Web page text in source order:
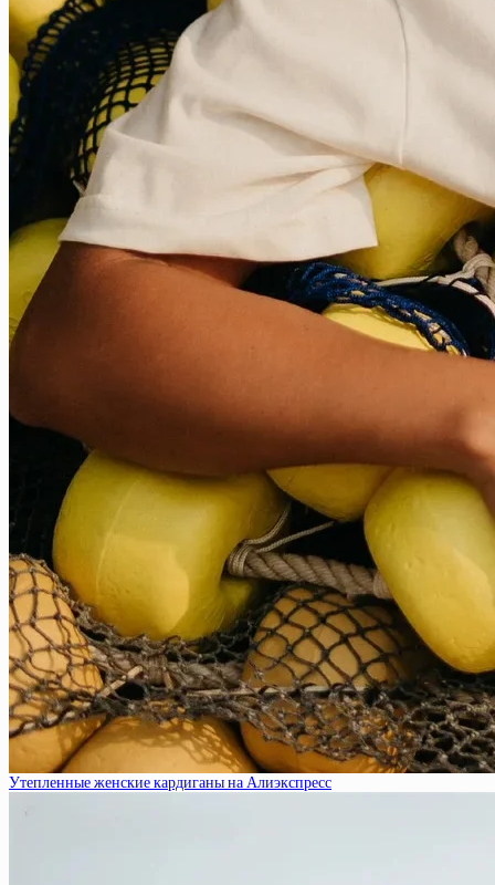
Утепленные женские кардиганы на Алиэкспресс